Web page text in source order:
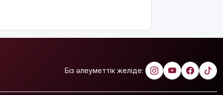
қамауға
Біз әлеуметтік желіде: